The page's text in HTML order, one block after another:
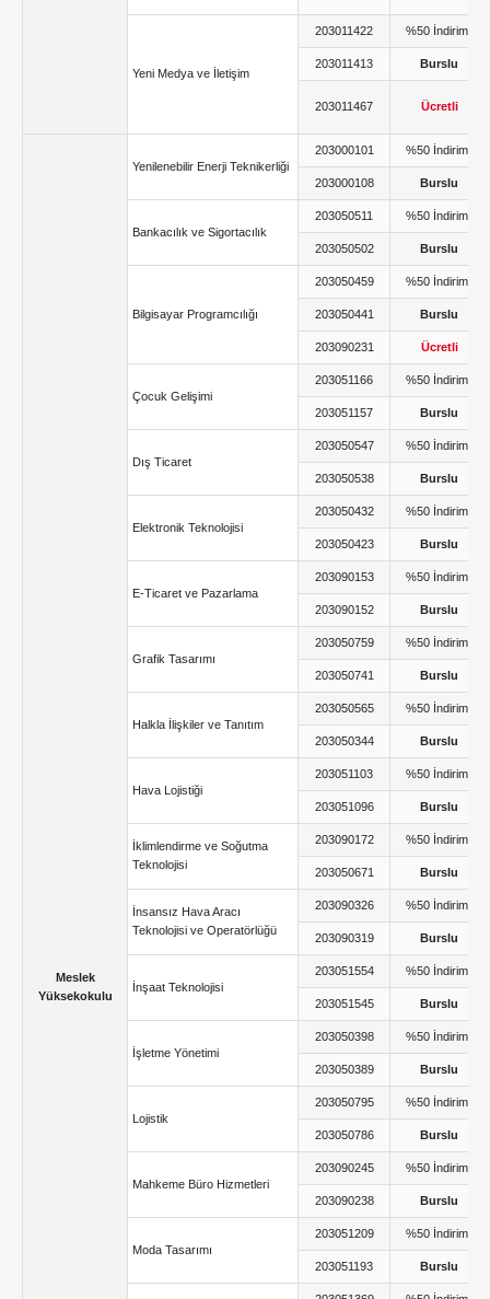
Yeni Medya ve İletişim
203011422 %50 İndirimli
203011413 Burslu
203011467 Ücretli
Meslek
Yüksekokulu
Yenilenebilir Enerji Teknikerliği
203000101 %50 İndirimli
203000108 Burslu
Bankacılık ve Sigortacılık
203050511 %50 İndirimli
203050502 Burslu
Bilgisayar Programcılığı
203050459 %50 İndirimli
203050441 Burslu
203090231 Ücretli
Çocuk Gelişimi
203051166 %50 İndirimli
203051157 Burslu
Dış Ticaret
203050547 %50 İndirimli
203050538 Burslu
Elektronik Teknolojisi
203050432 %50 İndirimli
203050423 Burslu
E-Ticaret ve Pazarlama
203090153 %50 İndirimli
203090152 Burslu
Grafik Tasarımı
203050759 %50 İndirimli
203050741 Burslu
Halkla İlişkiler ve Tanıtım
203050565 %50 İndirimli
203050344 Burslu
Hava Lojistiği
203051103 %50 İndirimli
203051096 Burslu
İklimlendirme ve Soğutma
Teknolojisi
203090172 %50 İndirimli
203050671 Burslu
İnsansız Hava Aracı
Teknolojisi ve Operatörlüğü
203090326 %50 İndirimli
203090319 Burslu
İnşaat Teknolojisi
203051554 %50 İndirimli
203051545 Burslu
İşletme Yönetimi
203050398 %50 İndirimli
203050389 Burslu
Lojistik
203050795 %50 İndirimli
203050786 Burslu
Mahkeme Büro Hizmetleri
203090245 %50 İndirimli
203090238 Burslu
Moda Tasarımı
203051209 %50 İndirimli
203051193 Burslu